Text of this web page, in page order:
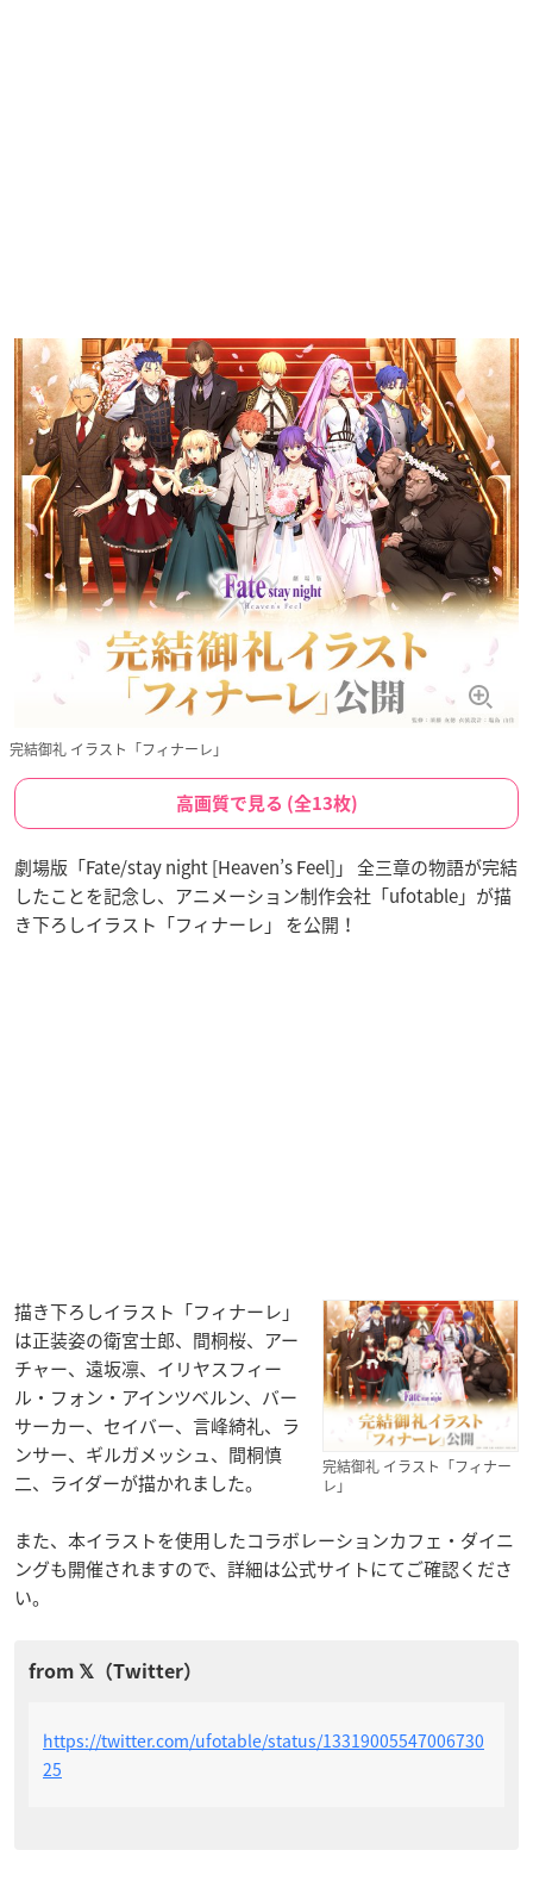
完結御礼 イラスト「フィナーレ」
高画質で見る (全13枚)
劇場版「Fate/stay night [Heaven’s Feel]」 全三章の物語が完結
したことを記念し、アニメーション制作会社「ufotable」が描
き下ろしイラスト「フィナーレ」 を公開！
完結御礼 イラスト「フィナー
レ」
描き下ろしイラスト「フィナーレ」
は正装姿の衛宮士郎、間桐桜、アー
チャー、遠坂凛、イリヤスフィー
ル・フォン・アインツベルン、バー
サーカー、セイバー、言峰綺礼、ラ
ンサー、ギルガメッシュ、間桐慎
二、ライダーが描かれました。
また、本イラストを使用したコラボレーションカフェ・ダイニ
ングも開催されますので、詳細は公式サイトにてご確認くださ
い。
https://twitter.com/ufotable/status/13319005547006730
25